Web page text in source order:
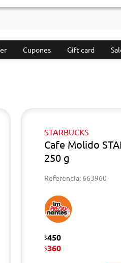
Cupones Gift card
STARBUCKS
Cafe Molido
250 g
Referencia: 663960
$450
$360